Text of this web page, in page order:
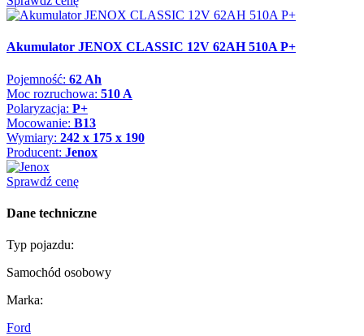
Akumulator JENOX CLASSIC 12V 62AH 510A P+
Pojemność: 62 Ah
Moc rozruchowa: 510 A
Polaryzacja: P+
Mocowanie: B13
Wymiary: 242 x 175 x 190
Producent: Jenox
Sprawdź cenę
Dane techniczne
Typ pojazdu:
Samochód osobowy
Marka:
Ford